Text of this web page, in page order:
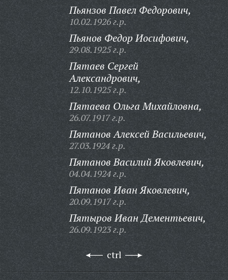
Пьянзов Павел Федорович,
10.02.1926 г.р.
Пьянов Федор Иосифович,
29.08.1925 г.р.
Пятаев Сергей
Александрович,
12.10.1925 г.р.
Пятаева Ольга Михайловна,
26.07.1917 г.р.
Пятанов Алексей Васильевич,
27.03.1924 г.р.
Пятанов Василий Яковлевич,
04.04.1924 г.р.
Пятанов Иван Яковлевич,
20.09.1917 г.р.
Пятыров Иван Дементьевич,
26.09.1923 г.р.
ctrl